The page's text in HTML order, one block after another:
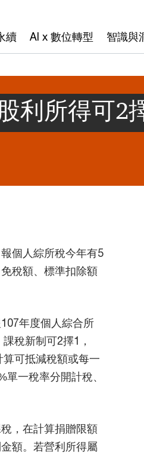
續 AI x 數位轉型 智識與
利所得可2
個人綜所稅今年有5
稅額、標準扣除額
年度個人綜合所
稅新制可2擇1，
可抵減稅額或每一
一稅率分開計稅、
，在計算捐贈限額
額。若營利所得屬